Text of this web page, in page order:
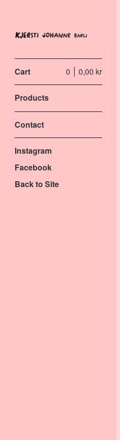
Cart 0,00 kr
0
Products
Contact
Instagram
Facebook
Back to Site